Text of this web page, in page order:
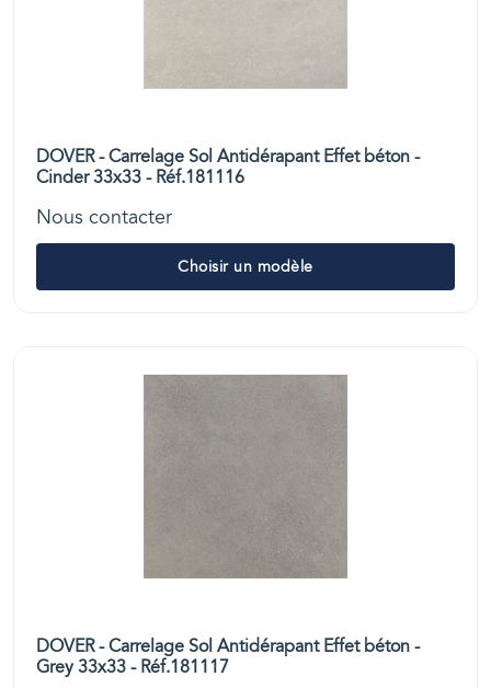
DOVER - Carrelage Sol Antidérapant Effet béton -
Cinder 33x33 - Réf.181116
Nous contacter
Choisir un modèle
DOVER - Carrelage Sol Antidérapant Effet béton -
Grey 33x33 - Réf.181117